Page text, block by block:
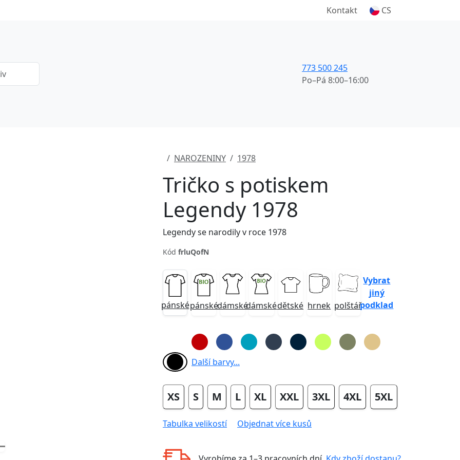
Kontakt CS
773 500 245
Po–Pá 8:00–16:00
NAROZENINY 1978
Tričko s potiskem
Legendy 1978
Legendy se narodily v roce 1978
Kód frluQofN
pánsképánskédámskédámskédětské hrnek polštář
Vybrat
jiný
podklad
Další barvy...
XS S M L XL XXL 3XL 4XL 5XL
Tabulka velikostí Objednat více kusů